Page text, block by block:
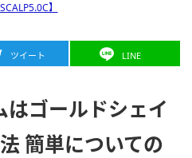
】
ツイート LINE
ゴールドシェイ
簡単についての